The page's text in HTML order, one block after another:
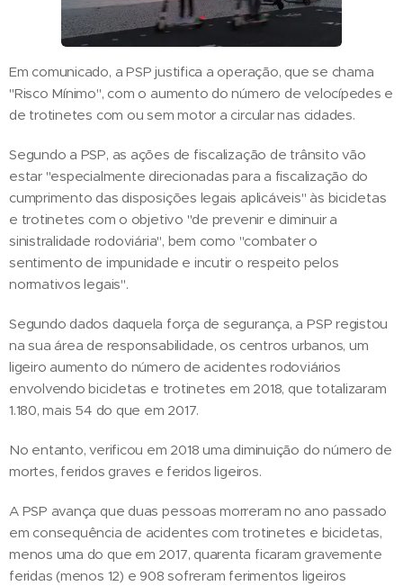
Em comunicado, a PSP justifica a operação, que se chama
"Risco Mínimo", com o aumento do número de velocípedes e
de trotinetes com ou sem motor a circular nas cidades.
Segundo a PSP, as ações de fiscalização de trânsito vão
estar "especialmente direcionadas para a fiscalização do
cumprimento das disposições legais aplicáveis" às bicicletas
e trotinetes com o objetivo "de prevenir e diminuir a
sinistralidade rodoviária", bem como "combater o
sentimento de impunidade e incutir o respeito pelos
normativos legais".
Segundo dados daquela força de segurança, a PSP registou
na sua área de responsabilidade, os centros urbanos, um
ligeiro aumento do número de acidentes rodoviários
envolvendo bicicletas e trotinetes em 2018, que totalizaram
1.180, mais 54 do que em 2017.
No entanto, verificou em 2018 uma diminuição do número de
mortes, feridos graves e feridos ligeiros.
A PSP avança que duas pessoas morreram no ano passado
em consequência de acidentes com trotinetes e bicicletas,
menos uma do que em 2017, quarenta ficaram gravemente
feridas (menos 12) e 908 sofreram ferimentos ligeiros